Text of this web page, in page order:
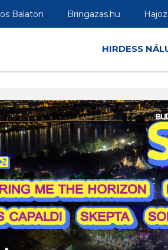
Balaton Bringazas.hu
HIRDESS